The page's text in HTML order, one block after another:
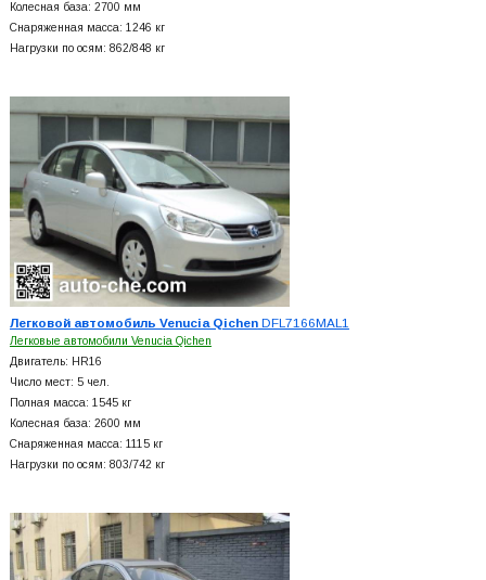
Колесная база: 2700 мм
Снаряженная масса: 1246 кг
Нагрузки по осям: 862/848 кг
Легковой автомобиль Venucia QichenDFL7166MAL1
Легковые автомобили Venucia Qichen
Двигатель: HR16
Число мест: 5 чел.
Полная масса: 1545 кг
Колесная база: 2600 мм
Снаряженная масса: 1115 кг
Нагрузки по осям: 803/742 кг